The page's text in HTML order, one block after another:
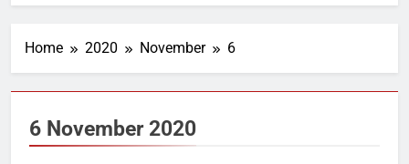
Home 2020 November 6
6 November 2020